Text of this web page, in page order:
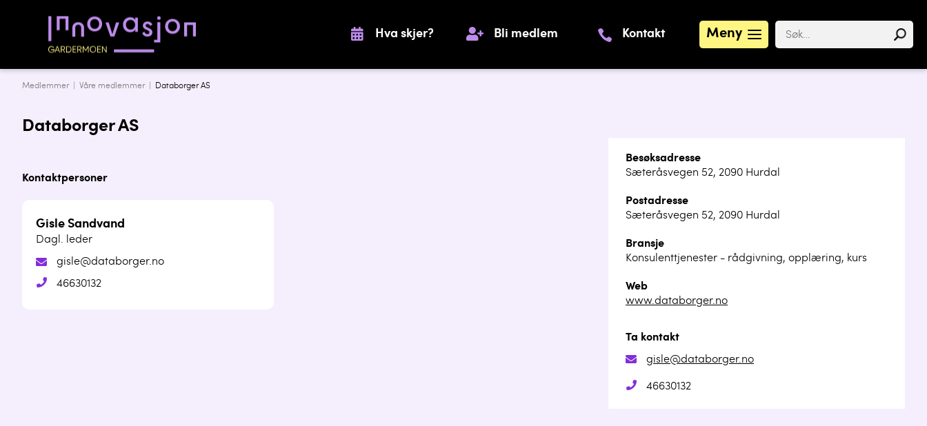
Meny
Hva skjer? Bli medlem Kontakt
Medlemmer | Våre medlemmer| Databorger AS
Databorger AS
Kontaktpersoner
Gisle Sandvand
Dagl. leder
gisle@databorger.no
46630132
Besøksadresse
Sæteråsvegen 52, 2090 Hurdal
Postadresse
Sæteråsvegen 52, 2090 Hurdal
Bransje
Konsulenttjenester - rådgivning, opplæring, kurs
Web
www.databorger.no
Ta kontakt
gisle@databorger.no
46630132